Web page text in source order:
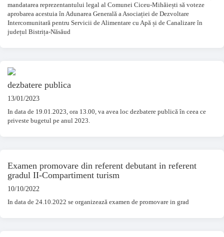
mandatarea reprezentantului legal al Comunei Ciceu-Mihăiești să voteze
aprobarea acestuia în Adunarea Generală a Asociației de Dezvoltare
Intercomunitară pentru Servicii de Alimentare cu Apă și de Canalizare în
județul Bistrița-Năsăud
dezbatere publica
13/01/2023
In data de 19.01.2023, ora 13.00, va avea loc dezbatere publică în ceea ce
priveste bugetul pe anul 2023.
Examen promovare din referent debutant in referent
gradul II-Compartiment turism
10/10/2022
In data de 24.10.2022 se organizează examen de promovare in grad